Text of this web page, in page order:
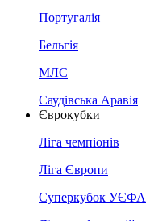
Португалія
Бельгія
МЛС
Саудівська Аравія
Єврокубки
Ліга чемпіонів
Ліга Європи
Суперкубок УЄФА